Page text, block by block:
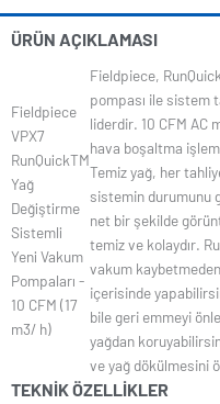
ÜRÜN AÇIKLAMASI
Fieldpiece
VPX7
RunQuickTM
Yağ
Değiştirme
Sistemli
Yeni Vakum
Pompaları -
10 CFM (17
m3/ h)
Fieldpiece,
pompası ile sistem
liderdir. 10 CFM AC
hava boşaltma
Temiz yağ, her
sistemin durumunu
net bir şekilde
temiz ve kolaydır.
vakum
içerisinde
bile geri emmeyi
yağdan
ve yağ dökülmesini
TEKNIK ÖZELLIKLER